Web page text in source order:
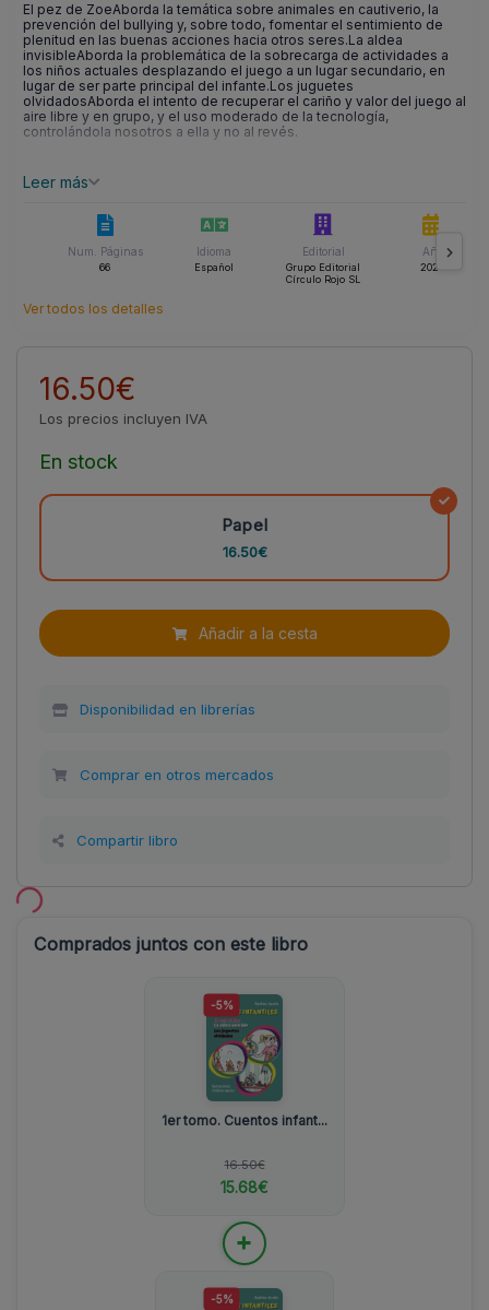
El pez de ZoeAborda la temática sobre animales en cautiverio, la
prevención del bullying y, sobre todo, fomentar el sentimiento de
plenitud en las buenas acciones hacia otros seres.La aldea
invisibleAborda la problemática de la sobrecarga de actividades a
los niños actuales desplazando el juego a un lugar secundario, en
lugar de ser parte principal del infante.Los juguetes
olvidadosAborda el intento de recuperar el cariño y valor del juego al
aire libre y en grupo, y el uso moderado de la tecnología,
controlándola nosotros a ella y no al revés.
Leer más
Num. Páginas
66
Idioma
Español
Editorial
Grupo Editorial
Círculo Rojo SL
Año
2022
Ver todos los detalles
16.50€
Los precios incluyen IVA
En stock
Papel
16.50€
Añadir a la cesta
Disponibilidad en librerías
Comprar en otros mercados
Compartir libro
Comprados juntos con este libro
-5%
1er tomo. Cuentos infant...
16.50€
15.68€
+
-5%